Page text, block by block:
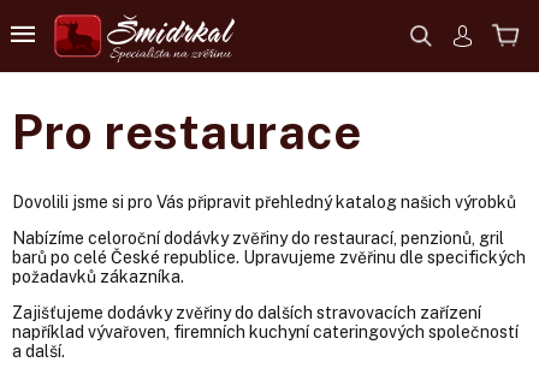
Pro restaurace
Dovolili jsme si pro Vás připravit přehledný katalog našich výrobků
Nabízíme celoroční dodávky zvěřiny do restaurací, penzionů, gril
barů po celé České republice. Upravujeme zvěřinu dle specifických
požadavků zákazníka.
Zajišťujeme dodávky zvěřiny do dalších stravovacích zařízení
například vývařoven, firemních kuchyní cateringových společností
a další.